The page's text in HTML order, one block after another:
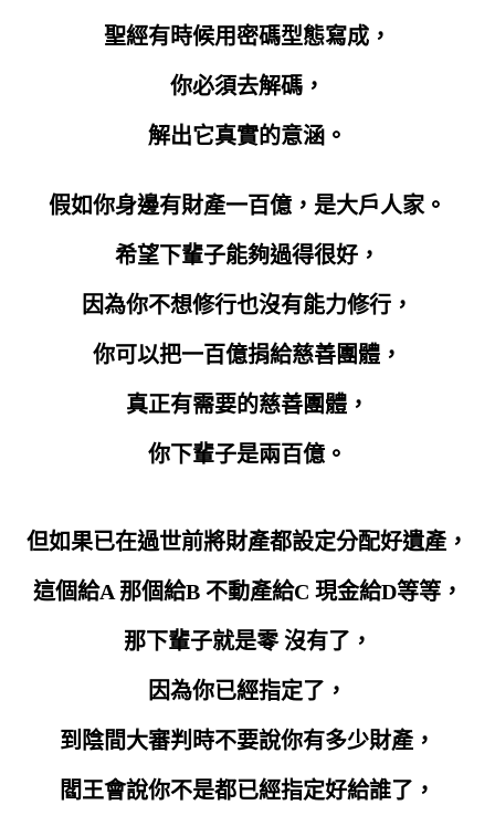
聖經有時候用密碼型態寫成，
你必須去解碼，
解出它真實的意涵。
假如你身邊有財產一百億，是大戶人家。
希望下輩子能夠過得很好，
因為你不想修行也沒有能力修行，
你可以把一百億捐給慈善團體，
真正有需要的慈善團體，
你下輩子是兩百億。
但如果已在過世前將財產都設定分配好遺產，
這個給A 那個給B 不動產給C 現金給D等等，
那下輩子就是零 沒有了，
因為你已經指定了，
到陰間大審判時不要說你有多少財產，
閻王會說你不是都已經指定好給誰了，